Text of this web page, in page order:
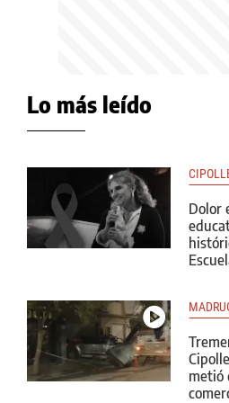
Lo más leído
Dolor
metió